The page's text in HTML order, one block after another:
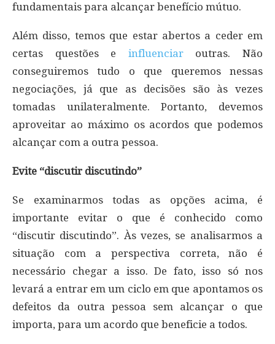
fundamentais para alcançar benefício mútuo.
Além disso, temos que estar abertos a ceder em
certas questões e influenciaroutras. Não
conseguiremos tudo o que queremos nessas
negociações, já que as decisões são às vezes
tomadas unilateralmente. Portanto, devemos
aproveitar ao máximo os acordos que podemos
alcançar com a outra pessoa.
Evite “discutir discutindo”
Se examinarmos todas as opções acima, é
importante evitar o que é conhecido como
“discutir discutindo”. Às vezes, se analisarmos a
situação com a perspectiva correta, não é
necessário chegar a isso. De fato, isso só nos
levará a entrar em um ciclo em que apontamos os
defeitos da outra pessoa sem alcançar o que
importa, para um acordo que beneficie a todos.